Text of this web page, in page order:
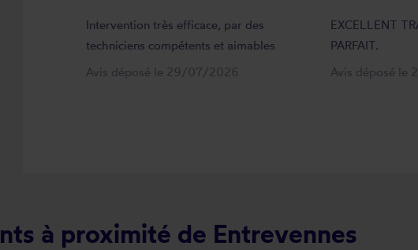
Intervention très efficace, par des
techniciens compétents et aimables
Avis déposé le 29/07/2026
EXCELLENT
PARFAIT.
Avis déposé
à proximité de Entrevennes